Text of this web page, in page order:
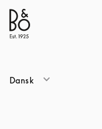
Dansk